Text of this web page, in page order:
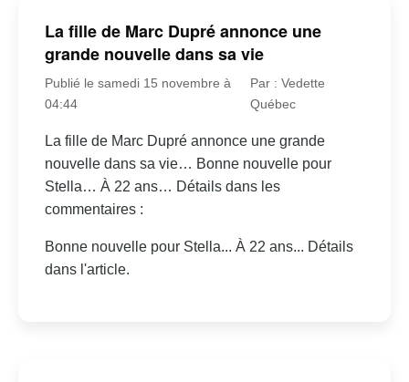
La fille de Marc Dupré annonce une
grande nouvelle dans sa vie
Publié le samedi 15 novembre à
04:44
Par : Vedette
Québec
La fille de Marc Dupré annonce une grande
nouvelle dans sa vie… Bonne nouvelle pour
Stella… À 22 ans… Détails dans les
commentaires :
Bonne nouvelle pour Stella... À 22 ans... Détails
dans l'article.